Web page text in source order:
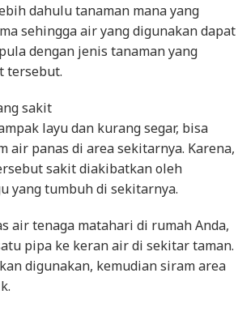
dahulu tanaman mana yang
sehingga air yang digunakan dapat
dengan jenis tanaman yang
tersebut.
sakit
layu dan kurang segar, bisa
air panas di area sekitarnya. Karena,
sakit diakibatkan oleh
yang tumbuh di sekitarnya.
air tenaga matahari di rumah Anda,
pipa ke keran air di sekitar taman.
digunakan, kemudian siram area